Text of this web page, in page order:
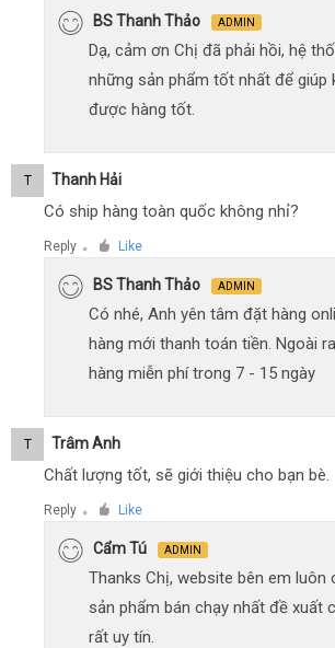
BS Thanh Thảo ADMIN
Dạ, cảm ơn Chị đã phải hồi, hệ
những sản phẩm tốt nhất để giúp
được hàng tốt.
T Thanh Hải
Có ship hàng toàn quốc không nhỉ?
Reply ● Like
BS Thanh Thảo ADMIN
Có nhé, Anh yên tâm đặt hàng
hàng mới thanh toán tiền. Ngoài
hàng miễn phí trong 7 - 15 ngày
T Trâm Anh
Chất lượng tốt, sẽ giới thiệu cho bạn bè.
Reply ● Like
Cẩm Tú ADMIN
Thanks Chị, website bên em luôn
sản phẩm bán chạy nhất đề xuất
rất uy tín.